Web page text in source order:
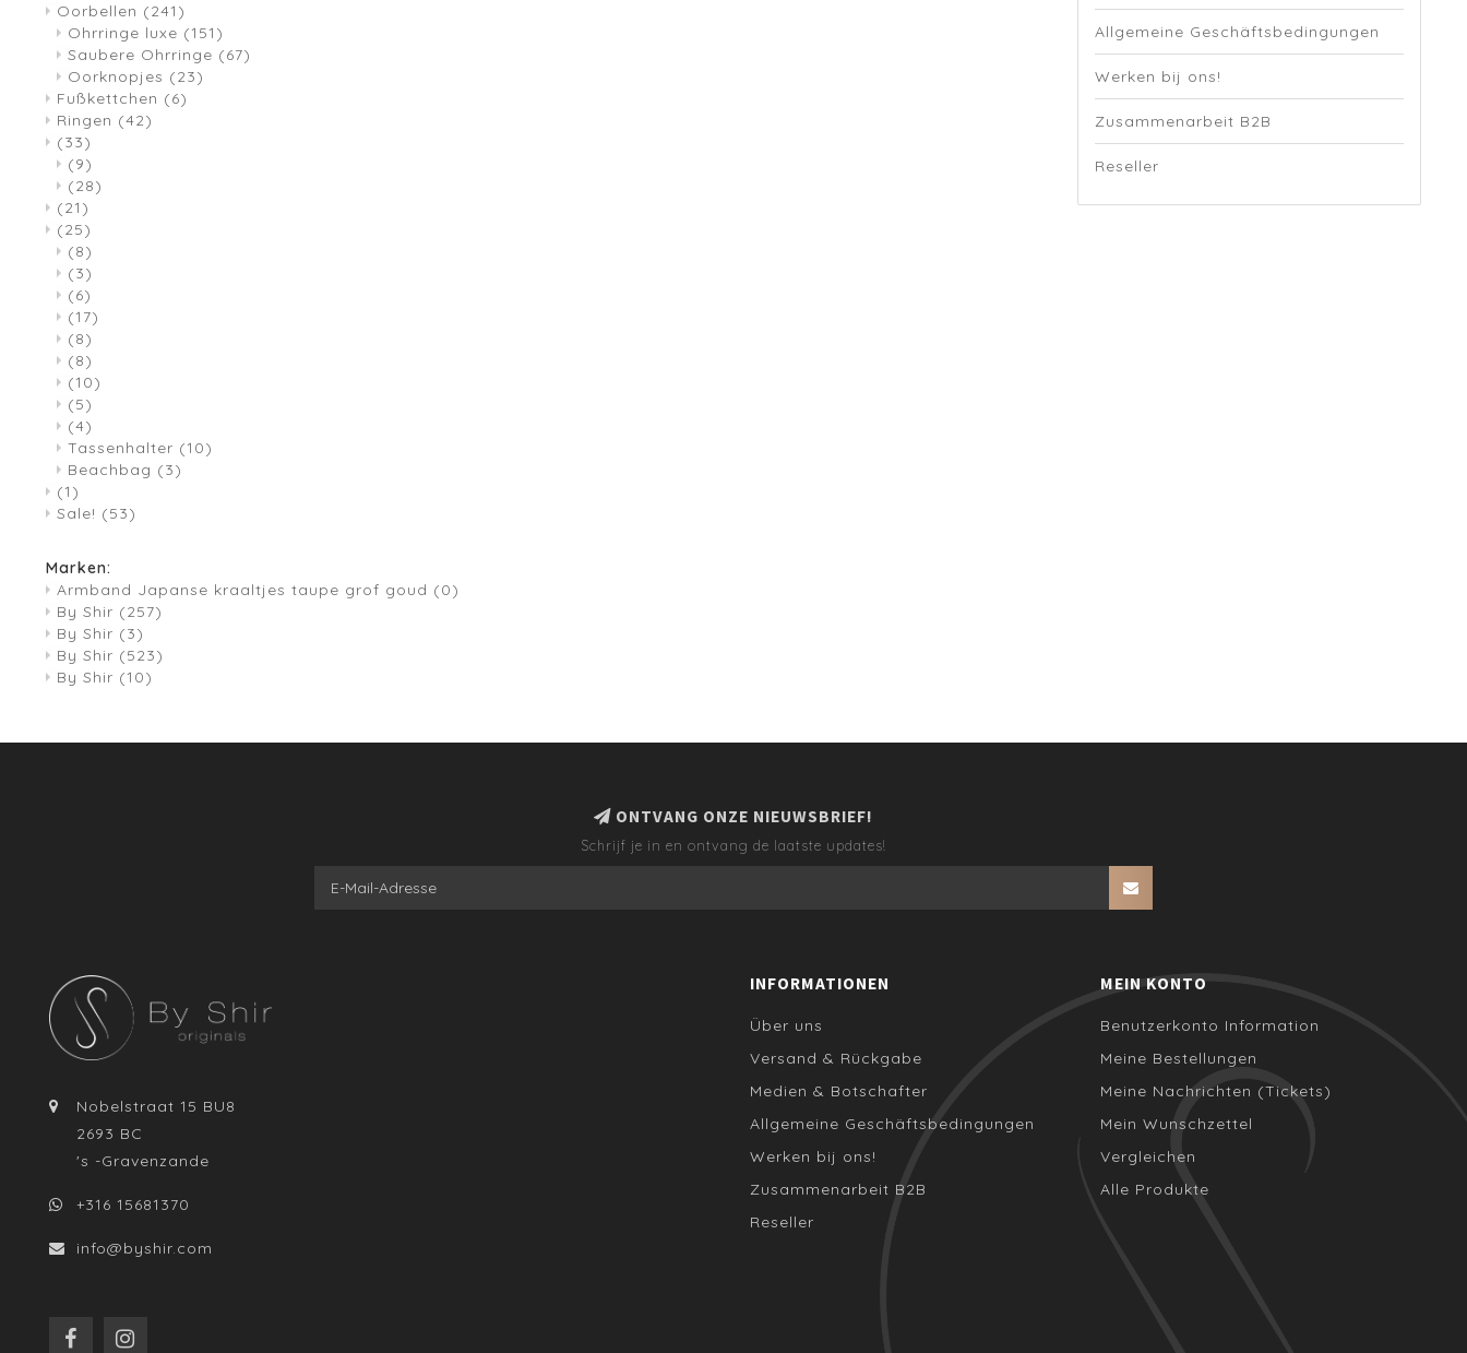
Oorbellen (241)
Ohrringe luxe (151)
Saubere Ohrringe (67)
Oorknopjes (23)
Fußkettchen (6)
Ringen (42)
(33)
(9)
(28)
(21)
(25)
(8)
(3)
(6)
(17)
(8)
(8)
(10)
(5)
(4)
Tassenhalter (10)
Beachbag (3)
(1)
Sale! (53)
Marken:
Armband Japanse kraaltjes taupe grof goud (0)
By Shir (257)
By Shir (3)
By Shir (523)
By Shir (10)
Allgemeine Geschäftsbedingungen
Werken bij ons!
Zusammenarbeit B2B
Reseller
ONTVANG ONZE NIEUWSBRIEF!
Schrijf je in en ontvang de laatste updates!
Nobelstraat 15 BU8
2693 BC
's -Gravenzande
+316 15681370
info@byshir.com
INFORMATIONEN
Über uns
Versand & Rückgabe
Medien & Botschafter
Allgemeine Geschäftsbedingungen
Werken bij ons!
Zusammenarbeit B2B
Reseller
MEIN KONTO
Benutzerkonto Information
Meine Bestellungen
Meine Nachrichten (Tickets)
Mein Wunschzettel
Vergleichen
Alle Produkte